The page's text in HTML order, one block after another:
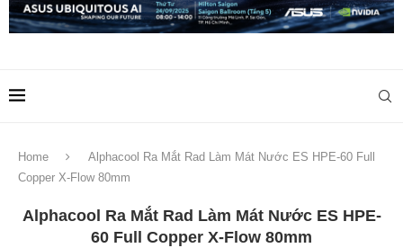
Home
Alphacool Ra Mắt Rad Làm Mát Nước ES HPE-60 Full
Copper X-Flow 80mm
Alphacool Ra Mắt Rad Làm Mát Nước ES HPE-
60 Full Copper X-Flow 80mm